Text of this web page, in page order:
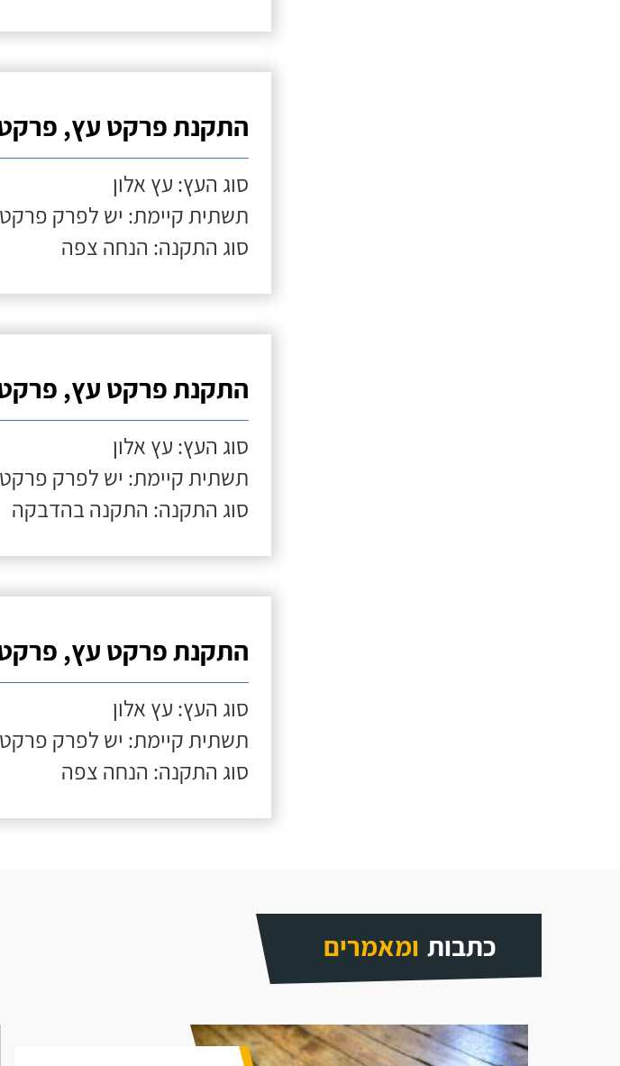
התקנת פרקט עץ,
סוג העץ: עץ אלון
תשתית קיימת: יש לפרק
סוג התקנה: הנחה צפה
התקנת פרקט עץ,
סוג העץ: עץ אלון
תשתית קיימת: יש לפרק
סוג התקנה: התקנה בהדבקה
התקנת פרקט עץ,
סוג העץ: עץ אלון
תשתית קיימת: יש לפרק
סוג התקנה: הנחה צפה
כתבות ומאמרים